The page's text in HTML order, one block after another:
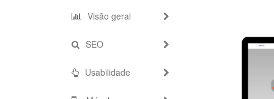
Visão geral
SEO
Usabilidade